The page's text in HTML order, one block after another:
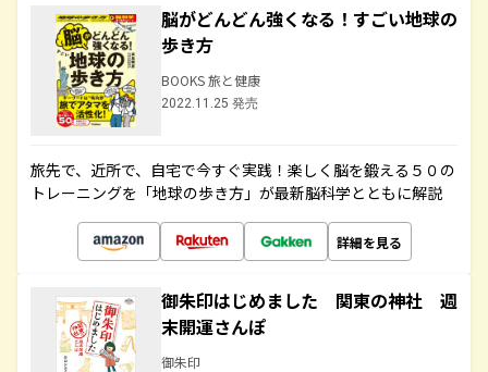
脳がどんどん強くなる！すごい地球の
歩き方
BOOKS 旅と健康
2022.11.25 発売
旅先で、近所で、自宅で今すぐ実践！楽しく脳を鍛える５０の
トレーニングを「地球の歩き方」が最新脳科学とともに解説
詳細を見る
御朱印はじめました 関東の神社 週
末開運さんぽ
御朱印